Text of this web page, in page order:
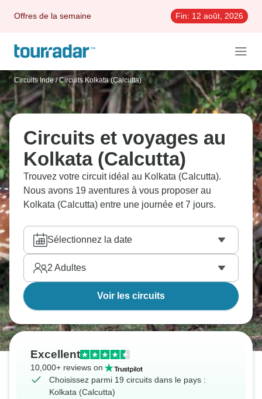
Offres de la semaine Fin: 12 août, 2026
Circuits Inde / Circuits Kolkata (Calcutta)
Circuits et voyages au
Kolkata (Calcutta)
Trouvez votre circuit idéal au Kolkata (Calcutta).
Nous avons 19 aventures à vous proposer au
Kolkata (Calcutta) entre une journée et 7 jours.
Sélectionnez la date
2 Adultes
Voir les circuits
Excellent
10,000+ reviews on
Choisissez parmi 19 circuits dans le pays :
Kolkata (Calcutta)